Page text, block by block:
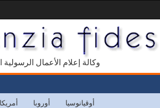
1927 وكالة إعلام الأعمال الرسولية
أمريكا أوروبا أوقيانوسيا